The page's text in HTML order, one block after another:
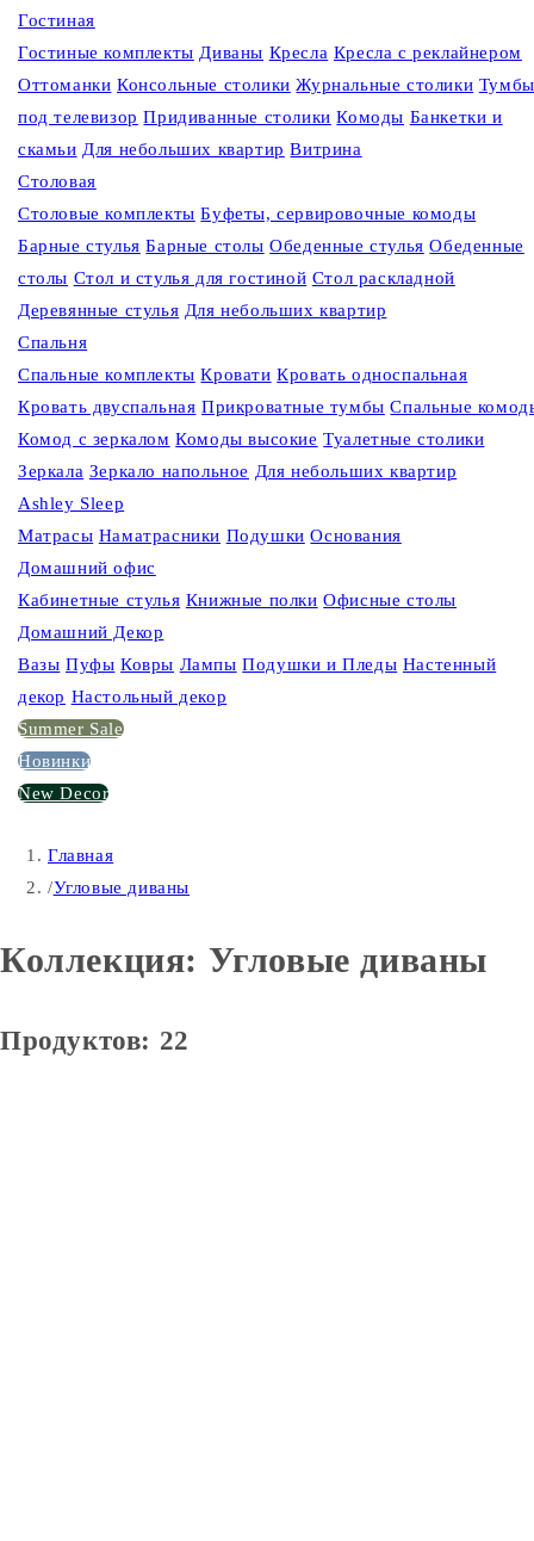
Гостиная
Гостиные комплекты Диваны Кресла Кресла c реклайнером
Оттоманки Консольные столики Журнальные столики Тумбы
под телевизор Придиванные столики Комоды Банкетки и
скамьи Для небольших квартир Витрина
Столовая
Столовые комплекты Буфеты, сервировочные комоды
Барные стулья Барные столы Обеденные стулья Обеденные
столы Стол и стулья для гостиной Стол раскладной
Деревянные стулья Для небольших квартир
Спальня
Спальные комплекты Кровати Кровать односпальная
Кровать двуспальная Прикроватные тумбы Спальные
Комод с зеркалом Комоды высокие Туалетные столики
Зеркала Зеркало напольное Для небольших квартир
Ashley Sleep
Матрасы Наматрасники Подушки Основания
Домашний офис
Кабинетные стулья Книжные полки Офисные столы
Домашний Декор
Вазы Пуфы Ковры Лампы Подушки и Пледы Настенный
декор Настольный декор
Summer Sale
Новинки
New Decor
Главная
/Угловые диваны
Коллекция: Угловые диваны
Продуктов: 22